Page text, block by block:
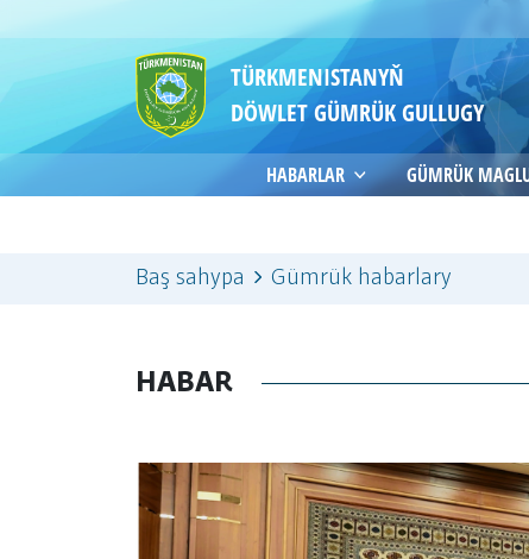
TÜRKMENISTANYŇ
DÖWLET GÜMRÜK GULLUGY
HABARLAR GÜMRÜK
Baş sahypa Gümrük habarlary
HABAR